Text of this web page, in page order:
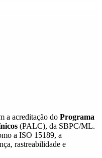
a acreditação do Programa
(PALC), da SBPC/ML.
a ISO 15189, a
rastreabilidade e